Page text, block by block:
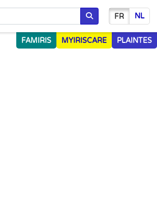
Chercher
FR NL
FAMIRIS MYIRISCARE PLAINTES